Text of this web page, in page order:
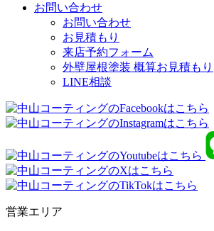
お問い合わせ
お問い合わせ
お見積もり
来店予約フォーム
外壁屋根塗装 概算お見積もり
LINE相談
営業エリア